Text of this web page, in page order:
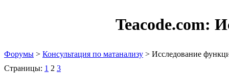
Teacode.com:
Форумы > Консультация по матанализу > Исследование
Страницы: 1 2 3